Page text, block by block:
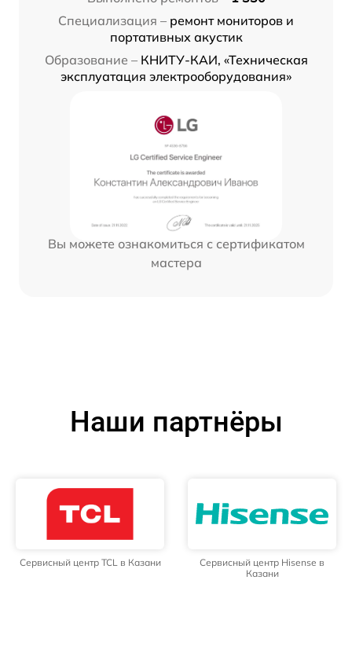
Специализация – ремонт мониторов и
портативных акустик
Образование – КНИТУ-КАИ, «Техническая
эксплуатация электрооборудования»
Вы можете ознакомиться с сертификатом
мастера
Наши партнёры
Сервисный центр TCL в Казани
Сервисный центр Hisense в
Казани